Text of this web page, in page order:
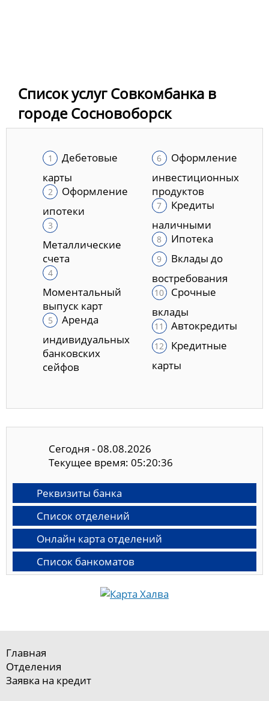
Список услуг Совкомбанка в
городе Сосновоборск
Дебетовые
карты
Оформление
ипотеки
Металлические
счета
Моментальный
выпуск карт
Аренда
индивидуальных
банковских
сейфов
Оформление
инвестиционных
продуктов
Кредиты
наличными
Ипотека
Вклады до
востребования
Срочные
вклады
Автокредиты
Кредитные
карты
Сегодня - 08.08.2026
Текущее время: 05:20:37
Реквизиты банка
Список отделений
Онлайн карта отделений
Список банкоматов
Главная
Отделения
Заявка на кредит